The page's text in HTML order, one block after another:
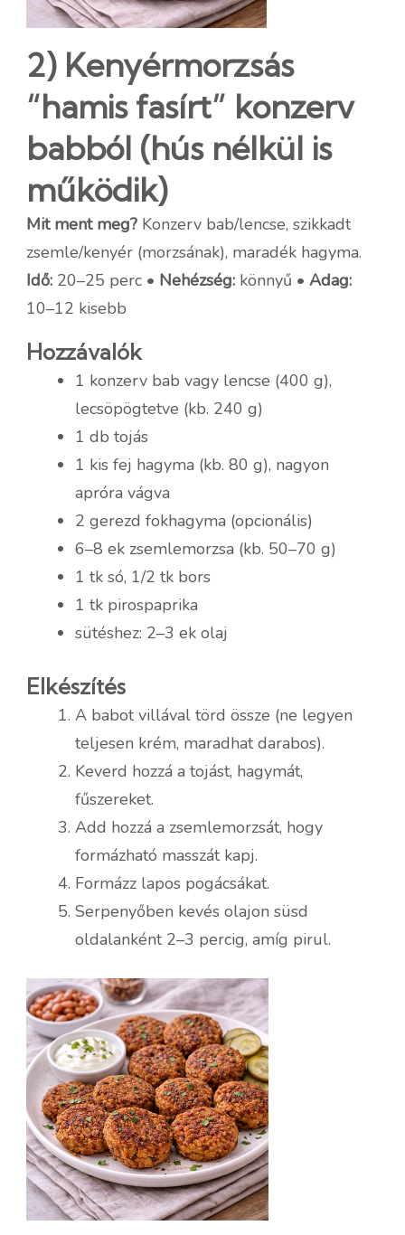
2) Kenyérmorzsás
“hamis fasírt” konzerv
babból (hús nélkül is
működik)
Mit ment meg? Konzerv bab/lencse, szikkadt
zsemle/kenyér (morzsának), maradék hagyma.
Idő: 20–25 perc • Nehézség: könnyű • Adag:
10–12 kisebb
Hozzávalók
1 konzerv bab vagy lencse (400 g),
lecsöpögtetve (kb. 240 g)
1 db tojás
1 kis fej hagyma (kb. 80 g), nagyon
apróra vágva
2 gerezd fokhagyma (opcionális)
6–8 ek zsemlemorzsa (kb. 50–70 g)
1 tk só, 1/2 tk bors
1 tk pirospaprika
sütéshez: 2–3 ek olaj
Elkészítés
A babot villával törd össze (ne legyen
teljesen krém, maradhat darabos).
Keverd hozzá a tojást, hagymát,
fűszereket.
Add hozzá a zsemlemorzsát, hogy
formázható masszát kapj.
Formázz lapos pogácsákat.
Serpenyőben kevés olajon süsd
oldalanként 2–3 percig, amíg pirul.